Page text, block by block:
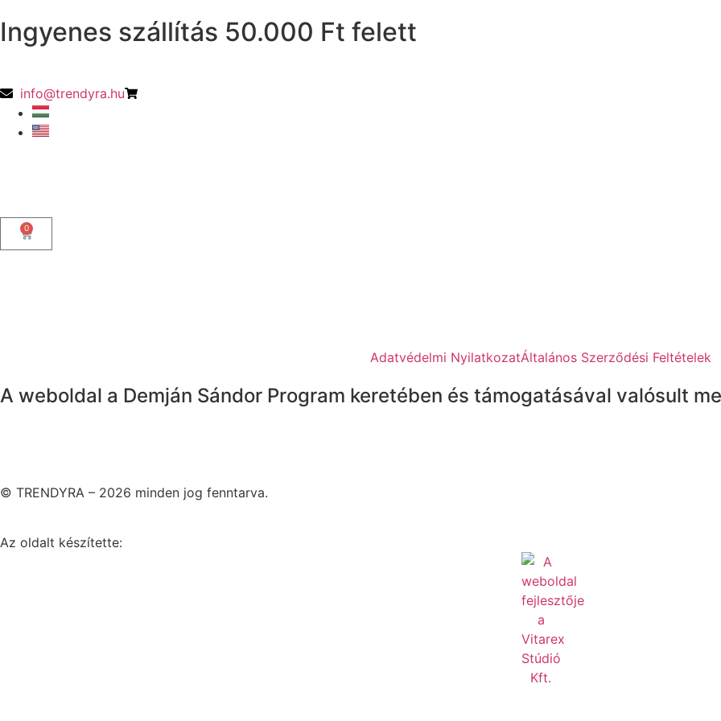
Ingyenes szállítás 50.000 Ft felett
info@trendyra.hu
0
Adatvédelmi NyilatkozatÁltalános Szerződési Feltételek
A weboldal a Demján Sándor Program keretében és támogatásával valósult
© TRENDYRA – 2026 minden jog fenntarva.
Az oldalt készítette: